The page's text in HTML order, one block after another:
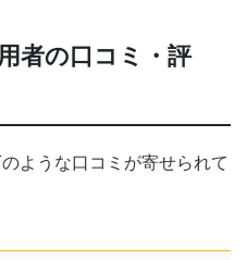
者の口コミ・評
ような口コミが寄せられて